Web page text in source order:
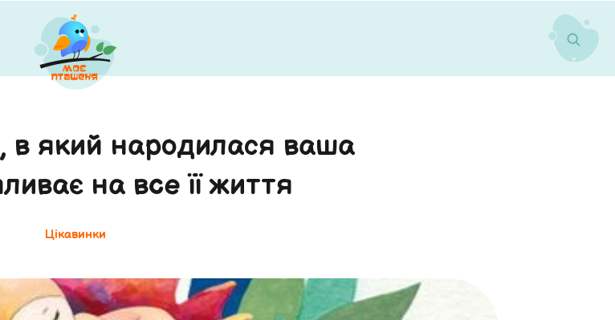
в який народилася ваша
на вcе її життя
Цікавинки